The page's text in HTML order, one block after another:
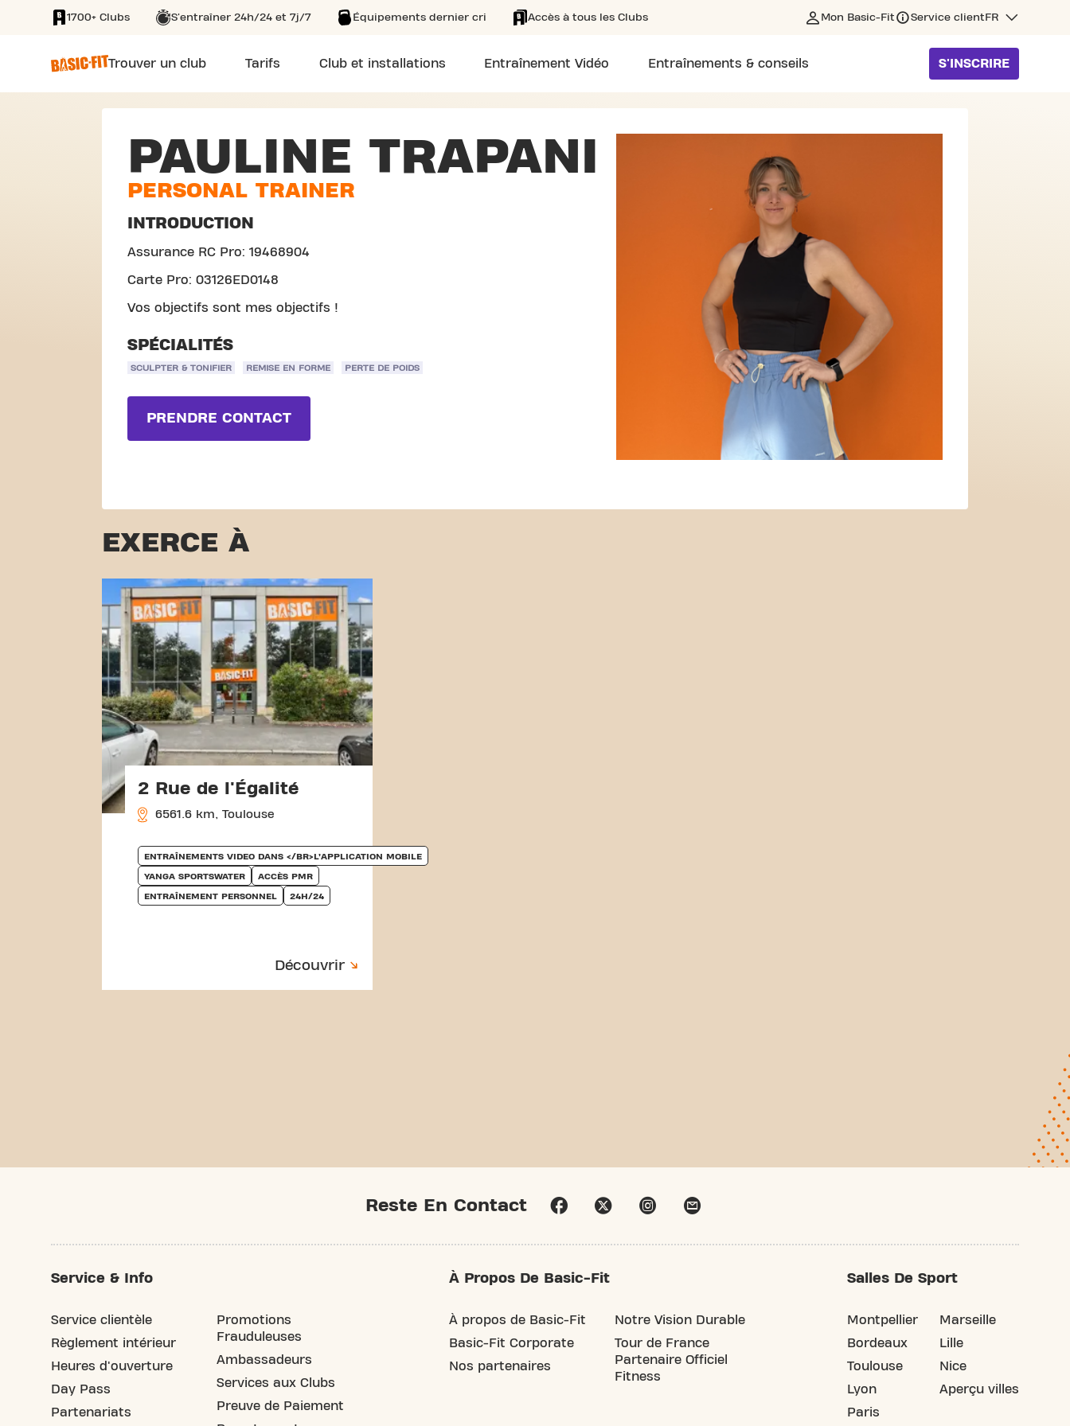
SKIP TO MAIN CONTENT
1700+ Clubs S'entraîner 24h/24 et 7j/7 Équipements dernier cri Accès à tous les Clubs Mon Basic-Fit Service client FR
Trouver un club Tarifs Club et installations Entraînement Vidéo Entraînements & conseils S'INSCRIRE
PAULINE TRAPANI
PERSONAL TRAINER
INTRODUCTION
Assurance RC Pro: 19468904
Carte Pro: 03126ED0148
Vos objectifs sont mes objectifs !
SPÉCIALITÉS
SCULPTER & TONIFIER REMISE EN FORME PERTE DE POIDS
PRENDRE CONTACT
EXERCE À
2 Rue de l'Égalité
6561.6 km, Toulouse
ENTRAÎNEMENTS VIDEO DANS </BR>L’APPLICATION MOBILE
YANGA SPORTSWATER ACCÈS PMR
ENTRAÎNEMENT PERSONNEL 24H/24
Découvrir
Reste En Contact
Service & Info
Service clientèle
Règlement intérieur
Heures d'ouverture
Day Pass
Partenariats
Promotions
Frauduleuses
Ambassadeurs
Services aux Clubs
Preuve de Paiement
À Propos De Basic-Fit
À propos de Basic-Fit
Basic-Fit Corporate
Nos partenaires
Notre Vision Durable
Tour de France
Partenaire Officiel
Fitness
Salles De Sport
Montpellier
Bordeaux
Toulouse
Lyon
Paris
Marseille
Lille
Nice
Aperçu villes